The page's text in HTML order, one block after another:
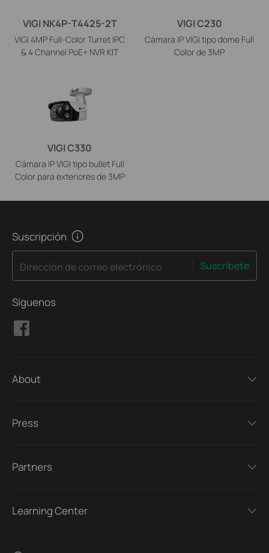
VIGI NK4P-T4425-2T
VIGI 4MP Full-Color Turret IPC
& 4 Channel PoE+ NVR KIT
VIGI C230
Cámara IP VIGI tipo dome Full
Color de 3MP
VIGI C330
Cámara IP VIGI tipo bullet Full
Color para exteriores de 3MP
Suscripción
Dirección de correo electrónico Suscríbete
Síguenos
About
Press
Partners
Learning Center